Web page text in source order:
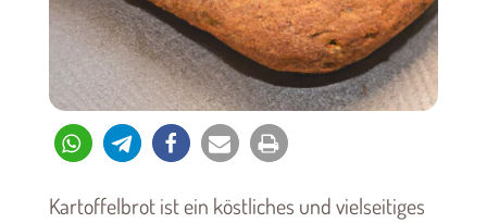
Kartoffelbrot ist ein köstliches und vielseitiges